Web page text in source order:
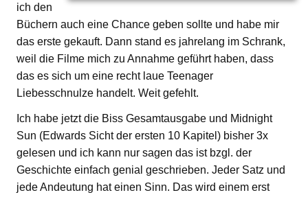
ich den
Büchern auch eine Chance geben sollte und habe mir
das erste gekauft. Dann stand es jahrelang im Schrank,
weil die Filme mich zu Annahme geführt haben, dass
das es sich um eine recht laue Teenager
Liebesschnulze handelt. Weit gefehlt.
Ich habe jetzt die Biss Gesamtausgabe und Midnight
Sun (Edwards Sicht der ersten 10 Kapitel) bisher 3x
gelesen und ich kann nur sagen das ist bzgl. der
Geschichte einfach genial geschrieben. Jeder Satz und
jede Andeutung hat einen Sinn. Das wird einem erst